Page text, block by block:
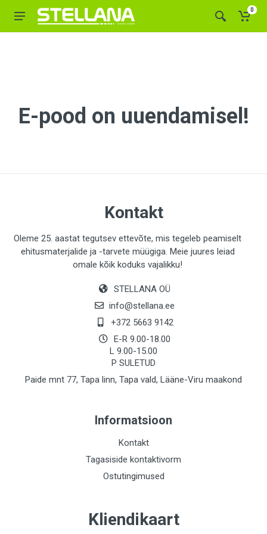
0
E-pood on uuendamisel!
Kontakt
Oleme 25. aastat tegutsev ettevõte, mis tegeleb peamiselt
ehitusmaterjalide ja -tarvete müügiga. Meie juures leiad
omale kõik koduks vajalikku!
STELLANA OÜ
info@stellana.ee
+372 5663 9142
E-R 9.00-18.00
L 9.00-15.00
P SULETUD
Paide mnt 77, Tapa linn, Tapa vald, Lääne-Viru maakond
Informatsioon
Kontakt
Tagasiside kontaktivorm
Ostutingimused
Kliendikaart